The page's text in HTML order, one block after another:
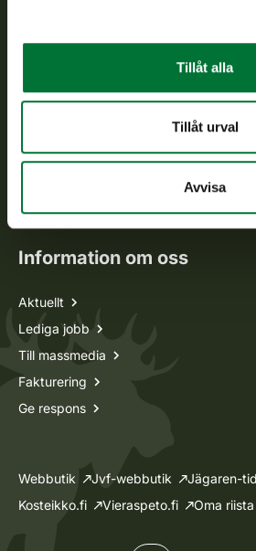
Tillåt alla
Tillåt urval
Avvisa
Ofta ställda frågor
Alla kontaktuppgifter
Jaktkort
Information om oss
Aktuellt
Lediga jobb
Till massmedia
Fakturering
Ge respons
Webbutik Jvf-webbutik
Jägaren-
Kosteikko.fi
Vieraspeto.fi Oma riista